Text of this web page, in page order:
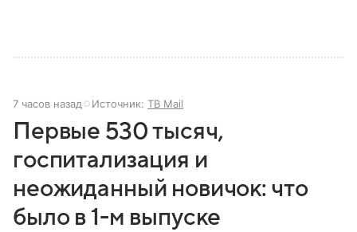
7 часов назад Источник: ТВ Mail
Первые 530 тысяч,
госпитализация и
неожиданный новичок: что
было в 1-м выпуске